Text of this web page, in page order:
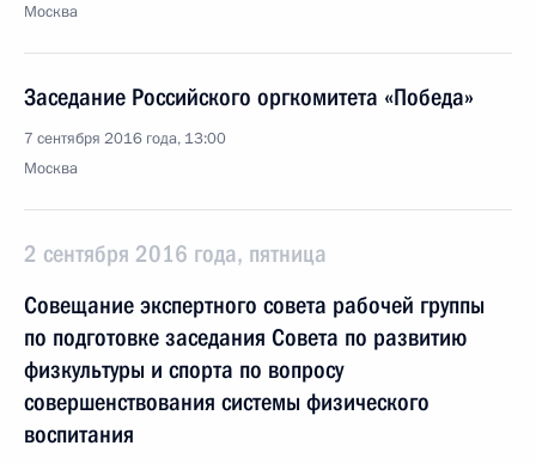
Москва
Заседание Российского оргкомитета «Победа»
7 сентября 2016 года, 13:00
Москва
2 сентября 2016 года, пятница
Совещание экспертного совета рабочей группы
по подготовке заседания Совета по развитию
физкультуры и спорта по вопросу
совершенствования системы физического
воспитания